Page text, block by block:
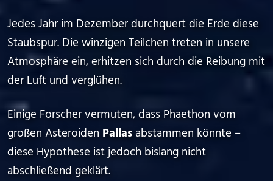
Jedes Jahr im Dezember durchquert die Erde diese
Staubspur. Die winzigen Teilchen treten in unsere
Atmosphäre ein, erhitzen sich durch die Reibung mit
der Luft und verglühen.
Einige Forscher vermuten, dass Phaethon vom
großen Asteroiden Pallas abstammen könnte –
diese Hypothese ist jedoch bislang nicht
abschließend geklärt.